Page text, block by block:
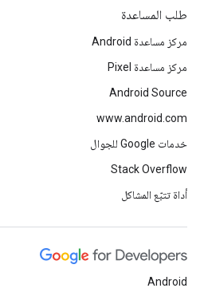
طلب المساعدة
مركز مساعدة Android
مركز مساعدة Pixel
Android Source
www.android.com
خدمات Google للجوال
Stack Overflow
أداة تتبّع المشاكل
Android